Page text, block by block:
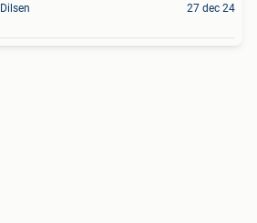
Dilsen 27 dec 24